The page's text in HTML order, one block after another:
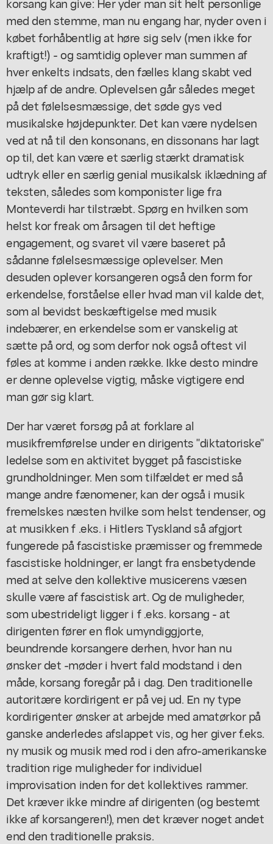
med den stemme, man nu engang har, nyder oven i
købet forhåbentlig at høre sig selv (men ikke for
kraftigt!) - og samtidig oplever man summen af
hver enkelts indsats, den fælles klang skabt ved
hjælp af de andre. Oplevelsen går således meget
på det følelsesmæssige, det søde gys ved
musikalske højdepunkter. Det kan være nydelsen
ved at nå til den konsonans, en dissonans har lagt
op til, det kan være et særlig stærkt dramatisk
udtryk eller en særlig genial musikalsk iklædning af
teksten, således som komponister lige fra
Monteverdi har tilstræbt. Spørg en hvilken som
helst kor freak om årsagen til det heftige
engagement, og svaret vil være baseret på
sådanne følelsesmæssige oplevelser. Men
desuden oplever korsangeren også den form for
erkendelse, forståelse eller hvad man vil kalde det,
som al bevidst beskæftigelse med musik
indebærer, en erkendelse som er vanskelig at
sætte på ord, og som derfor nok også oftest vil
føles at komme i anden række. Ikke desto mindre
er denne oplevelse vigtig, måske vigtigere end
man gør sig klart.
Der har været forsøg på at forklare al
musikfremførelse under en dirigents "diktatoriske"
ledelse som en aktivitet bygget på fascistiske
grundholdninger. Men som tilfældet er med så
mange andre fænomener, kan der også i musik
fremelskes næsten hvilke som helst tendenser, og
at musikken f .eks. i Hitlers Tyskland så afgjort
fungerede på fascistiske præmisser og fremmede
fascistiske holdninger, er langt fra ensbetydende
med at selve den kollektive musicerens væsen
skulle være af fascistisk art. Og de muligheder,
som ubestrideligt ligger i f .eks. korsang - at
dirigenten fører en flok umyndiggjorte,
beundrende korsangere derhen, hvor han nu
ønsker det -møder i hvert fald modstand i den
måde, korsang foregår på i dag. Den traditionelle
autoritære kordirigent er på vej ud. En ny type
kordirigenter ønsker at arbejde med amatørkor på
ganske anderledes afslappet vis, og her giver f.eks.
ny musik og musik med rod i den afro-amerikanske
tradition rige muligheder for individuel
improvisation inden for det kollektives rammer.
Det kræver ikke mindre af dirigenten (og bestemt
ikke af korsangeren!), men det kræver noget andet
end den traditionelle praksis.